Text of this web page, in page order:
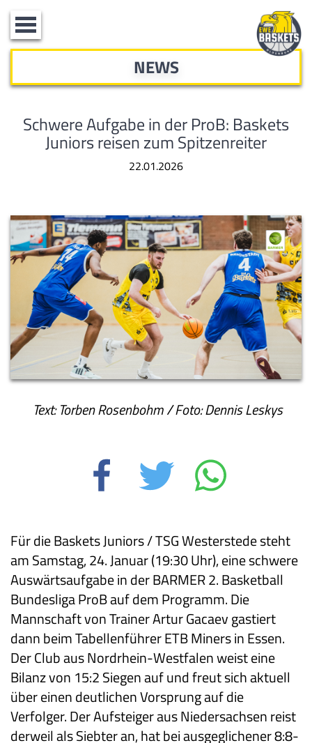
Toggle
navigation
NEWS
Schwere Aufgabe in der ProB: Baskets
Juniors reisen zum Spitzenreiter
22.01.2026
Text: Torben Rosenbohm / Foto: Dennis Leskys
Für die Baskets Juniors / TSG Westerstede steht
am Samstag, 24. Januar (19:30 Uhr), eine schwere
Auswärtsaufgabe in der BARMER 2. Basketball
Bundesliga ProB auf dem Programm. Die
Mannschaft von Trainer Artur Gacaev gastiert
dann beim Tabellenführer ETB Miners in Essen.
Der Club aus Nordrhein-Westfalen weist eine
Bilanz von 15:2 Siegen auf und freut sich aktuell
über einen deutlichen Vorsprung auf die
Verfolger. Der Aufsteiger aus Niedersachsen reist
derweil als Siebter an, hat bei ausgeglichener 8:8-